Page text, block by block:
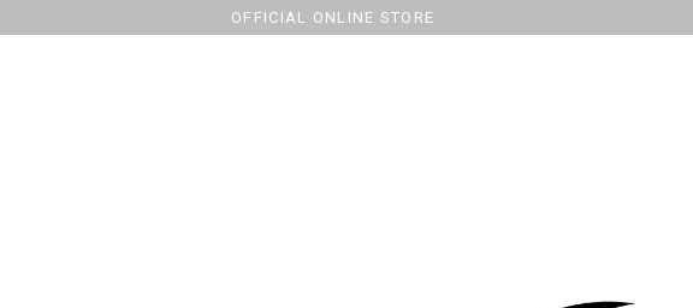
OFFICIAL ONLINE STORE